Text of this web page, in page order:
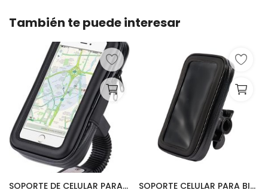
También te puede interesar
SOPORTE DE CELULAR PARA ESPEJO MOTO
SOPORTE CELULAR PARA BICI KARSEN MOVE